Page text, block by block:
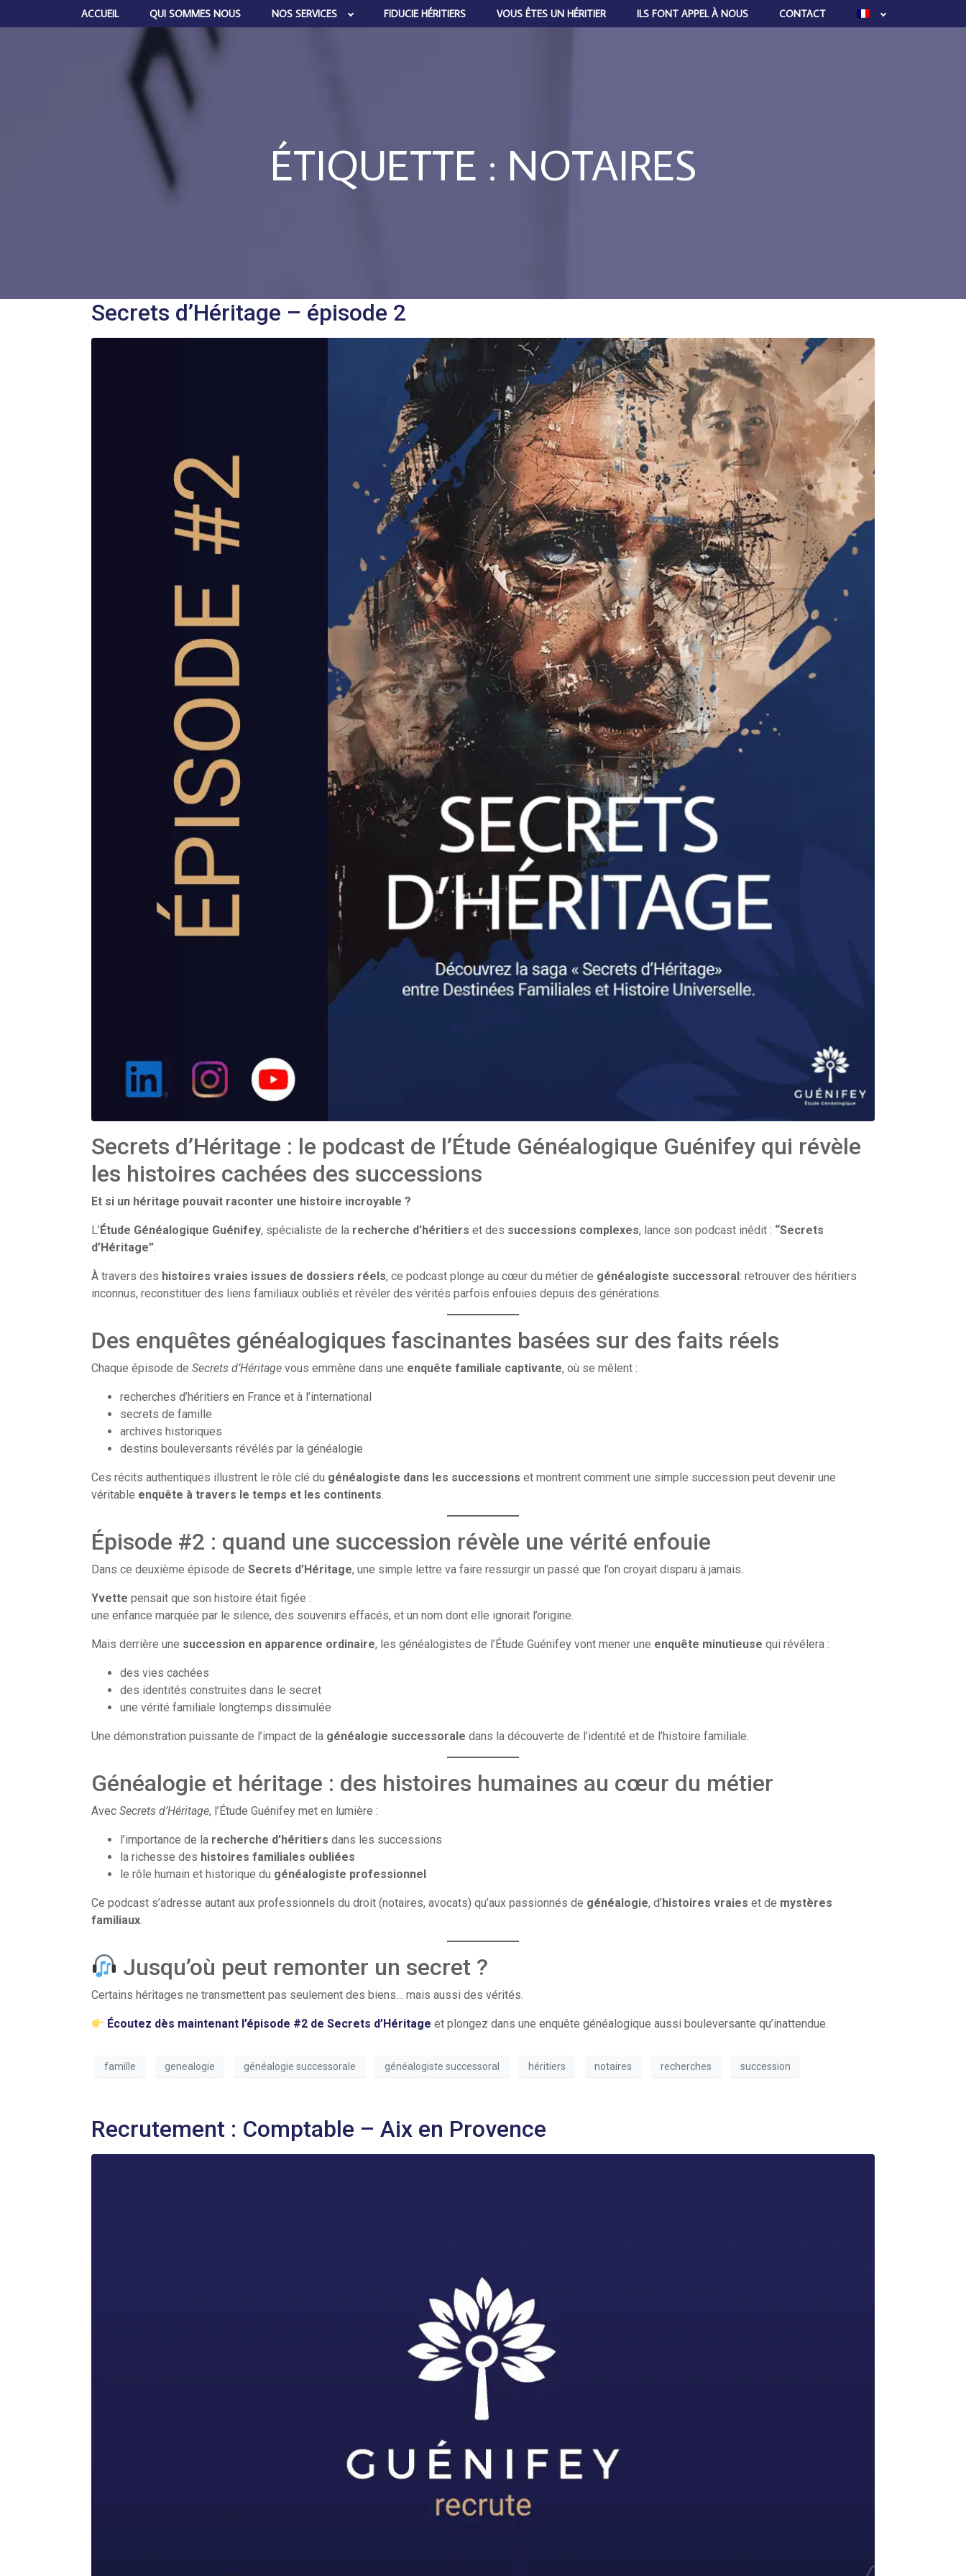
ACCUEIL QUI SOMMES NOUS NOS SERVICES FIDUCIE HÉRITIERS VOUS ÊTES UN HÉRITIER ILS FONT APPEL À NOUS CONTACT
ÉTIQUETTE : NOTAIRES
Secrets d’Héritage – épisode 2
Secrets d’Héritage : le podcast de l’Étude Généalogique Guénifey qui révèle
les histoires cachées des successions
Et si un héritage pouvait raconter une histoire incroyable ?
L’Étude Généalogique Guénifey, spécialiste de la recherche d’héritiers et des successions complexes, lance son podcast inédit : “Secrets
d’Héritage”.
À travers des histoires vraies issues de dossiers réels, ce podcast plonge au cœur du métier de généalogiste successoral: retrouver des héritiers
inconnus, reconstituer des liens familiaux oubliés et révéler des vérités parfois enfouies depuis des générations.
Des enquêtes généalogiques fascinantes basées sur des faits réels
Chaque épisode de Secrets d’Héritage vous emmène dans une enquête familiale captivante, où se mêlent :
recherches d’héritiers en France et à l’international
secrets de famille
archives historiques
destins bouleversants révélés par la généalogie
Ces récits authentiques illustrent le rôle clé du généalogiste dans les successions et montrent comment une simple succession peut devenir une
véritable enquête à travers le temps et les continents.
Épisode #2 : quand une succession révèle une vérité enfouie
Dans ce deuxième épisode de Secrets d’Héritage, une simple lettre va faire ressurgir un passé que l’on croyait disparu à jamais.
Yvette pensait que son histoire était figée :
une enfance marquée par le silence, des souvenirs effacés, et un nom dont elle ignorait l’origine.
Mais derrière une succession en apparence ordinaire, les généalogistes de l’Étude Guénifey vont mener une enquête minutieuse qui révélera :
des vies cachées
des identités construites dans le secret
une vérité familiale longtemps dissimulée
Une démonstration puissante de l’impact de la généalogie successorale dans la découverte de l’identité et de l’histoire familiale.
Généalogie et héritage : des histoires humaines au cœur du métier
Avec Secrets d’Héritage, l’Étude Guénifey met en lumière :
l’importance de la recherche d’héritiers dans les successions
la richesse des histoires familiales oubliées
le rôle humain et historique du généalogiste professionnel
Ce podcast s’adresse autant aux professionnels du droit (notaires, avocats) qu’aux passionnés de généalogie, d’histoires vraies et de mystères
familiaux.
Jusqu’où peut remonter un secret ?
Certains héritages ne transmettent pas seulement des biens… mais aussi des vérités.
Écoutez dès maintenant l’épisode #2 de Secrets d’Héritage et plongez dans une enquête généalogique aussi bouleversante qu’inattendue.
famille genealogie généalogie successorale généalogiste successoral héritiers notaires recherches succession
Recrutement : Comptable – Aix en Provence